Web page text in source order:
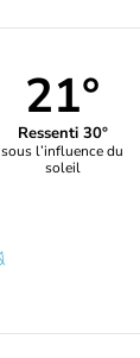
21°
Ressenti 30°
sous l’influence du
soleil